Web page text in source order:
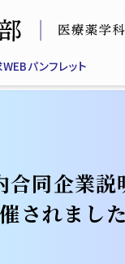
WEBパンフレット
合同企業説
されました